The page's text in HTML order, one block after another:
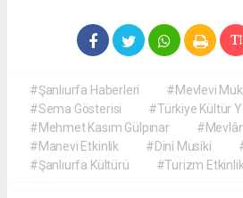
#Şanlıurfa Haberleri
#Mevlevi
#Sema Gösterisi
#Türkiye Kültür
#Mehmet Kasım Gülpınar
#Manevi Etkinlik
#Dini Musiki
#Şanlıurfa Kültürü
#Turizm